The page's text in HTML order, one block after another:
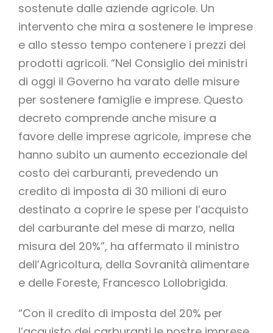
sostenute dalle aziende agricole. Un
intervento che mira a sostenere le imprese
e allo stesso tempo contenere i prezzi dei
prodotti agricoli. “Nel Consiglio dei ministri
di oggi il Governo ha varato delle misure
per sostenere famiglie e imprese. Questo
decreto comprende anche misure a
favore delle imprese agricole, imprese che
hanno subito un aumento eccezionale del
costo dei carburanti, prevedendo un
credito di imposta di 30 milioni di euro
destinato a coprire le spese per l’acquisto
del carburante del mese di marzo, nella
misura del 20%”, ha affermato il ministro
dell’Agricoltura, della Sovranità alimentare
e delle Foreste, Francesco Lollobrigida.
“Con il credito di imposta del 20% per